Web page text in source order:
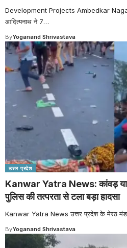
Development Projects Ambedkar Nagar
आदित्यनाथ ने 7…
ByYoganand Shrivastava
उत्तर प्रदेश
Kanwar Yatra News: कांवड़
पुलिस की तत्परता से टला बड़ा हादसा
Kanwar Yatra News उत्तर प्रदेश के मेरठ
ByYoganand Shrivastava